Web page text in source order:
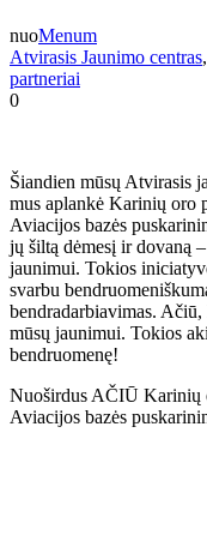
nuoMenum
Atvirasis Jaunimo centras,
partneriai
0
Šiandien mūsų Atvirasis
mus aplankė Karinių oro
Aviacijos bazės
jų šiltą dėmesį ir dovaną
jaunimui. Tokios
svarbu
bendradarbiavimas.
mūsų jaunimui. Tokios
bendruomenę!
Nuoširdus AČIŪ Karinių
Aviacijos bazės